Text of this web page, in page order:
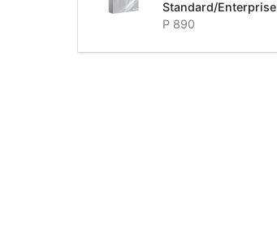
Standard/Enterprise
Р 890